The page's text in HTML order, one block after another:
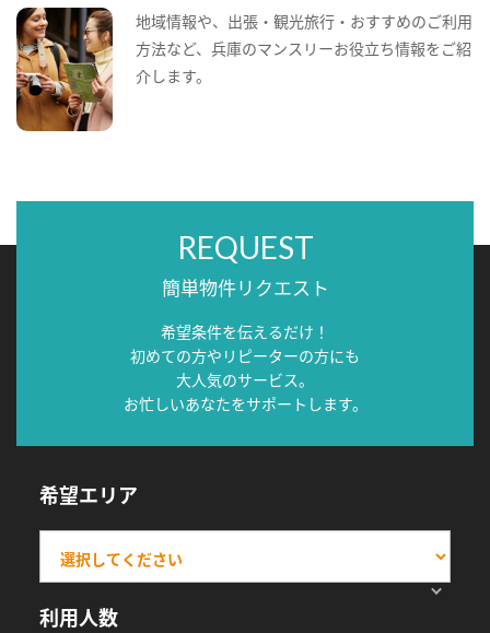
地域情報や、出張・観光旅行・おすすめのご利用
方法など、兵庫のマンスリーお役立ち情報をご紹
介します。
REQUEST
簡単物件リクエスト
希望条件を伝えるだけ！
初めての方やリピーターの方にも
大人気のサービス。
お忙しいあなたをサポートします。
希望エリア
利用人数